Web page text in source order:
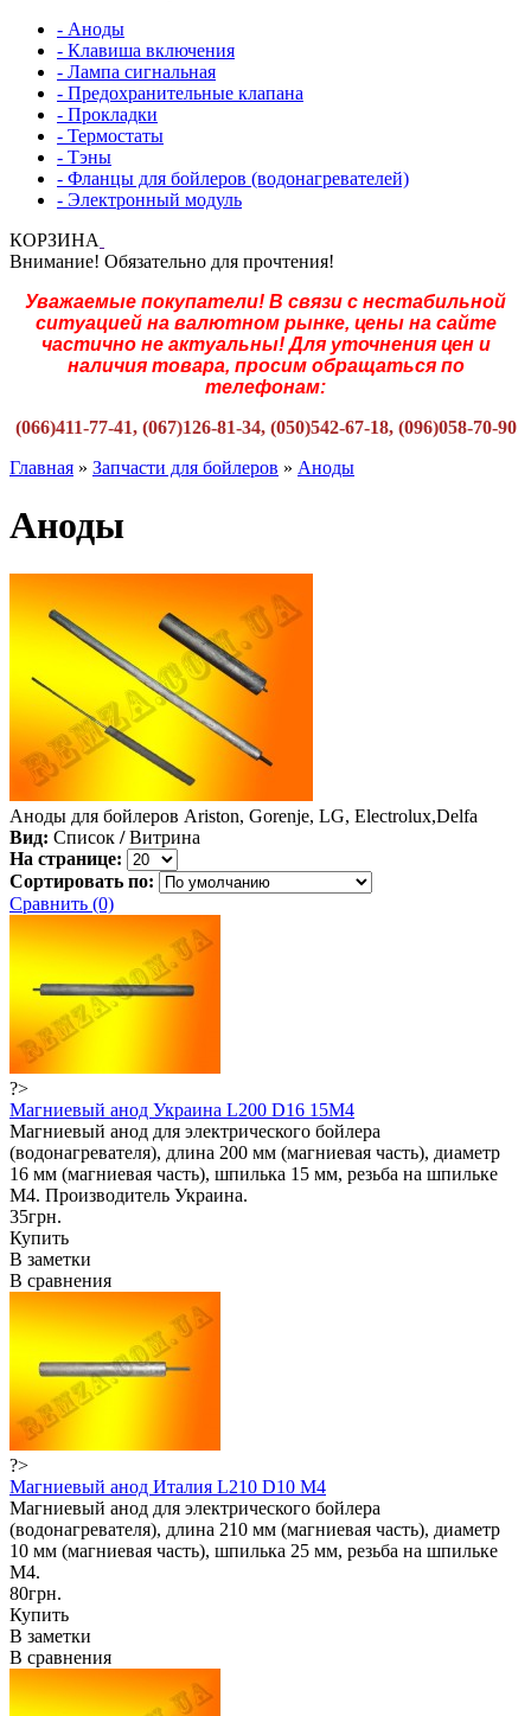
- Аноды
- Клавиша включения
- Лампа сигнальная
- Предохранительные клапана
- Прокладки
- Термостаты
- Тэны
- Фланцы для бойлеров (водонагревателей)
- Электронный модуль
КОРЗИНА
Внимание! Обязательно для прочтения!
Уважаемые покупатели! В связи с нестабильной
ситуацией на валютном рынке, цены на сайте
частично не актуальны! Для уточнения цен и
наличия товара, просим обращаться по
телефонам:
(066)411-77-41, (067)126-81-34, (050)542-67-18, (096)058-70-90
Главная » Запчасти для бойлеров » Аноды
Аноды
Аноды для бойлеров Ariston, Gorenje, LG, Electrolux,Delfa
Вид: Список / Витрина
На странице:
Сортировать по:
Сравнить (0)
?>
Магниевый анод Украина L200 D16 15M4
Магниевый анод для электрического бойлера
(водонагревателя), длина 200 мм (магниевая часть), диаметр
16 мм (магниевая часть), шпилька 15 мм, резьба на шпильке
М4. Производитель Украина.
35грн.
Купить
В заметки
В сравнения
?>
Магниевый анод Италия L210 D10 M4
Магниевый анод для электрического бойлера
(водонагревателя), длина 210 мм (магниевая часть), диаметр
10 мм (магниевая часть), шпилька 25 мм, резьба на шпильке
М4.
80грн.
Купить
В заметки
В сравнения